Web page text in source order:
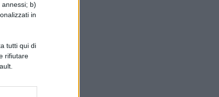
b)
in
tutti qui di
rifiutare